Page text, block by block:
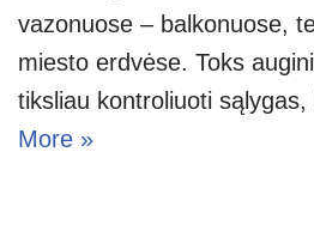
vazonuose – balkonuose,
miesto erdvėse. Toks
tiksliau kontroliuoti
More »